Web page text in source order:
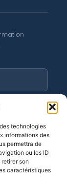
technologies
informations des
permettra de
ou les ID
son
caractéristiques